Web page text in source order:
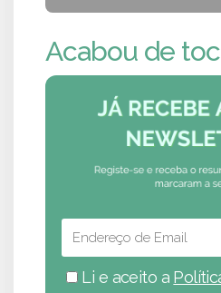
Acabou de
Li e aceito a